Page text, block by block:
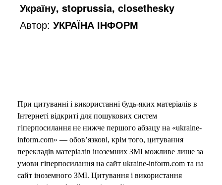
Україну, stoprussia, closethesky
Автор:УКРАЇНА ІНФОРМ
При цитуванні і використанні будь-яких матеріалів в
Інтернеті відкриті для пошукових систем
гіперпосилання не нижче першого абзацу на «ukraine-
inform.com» — обов’язкові, крім того, цитування
перекладів матеріалів іноземних ЗМІ можливе лише за
умови гіперпосилання на сайт ukraine-inform.com та на
сайт іноземного ЗМІ. Цитування і використання